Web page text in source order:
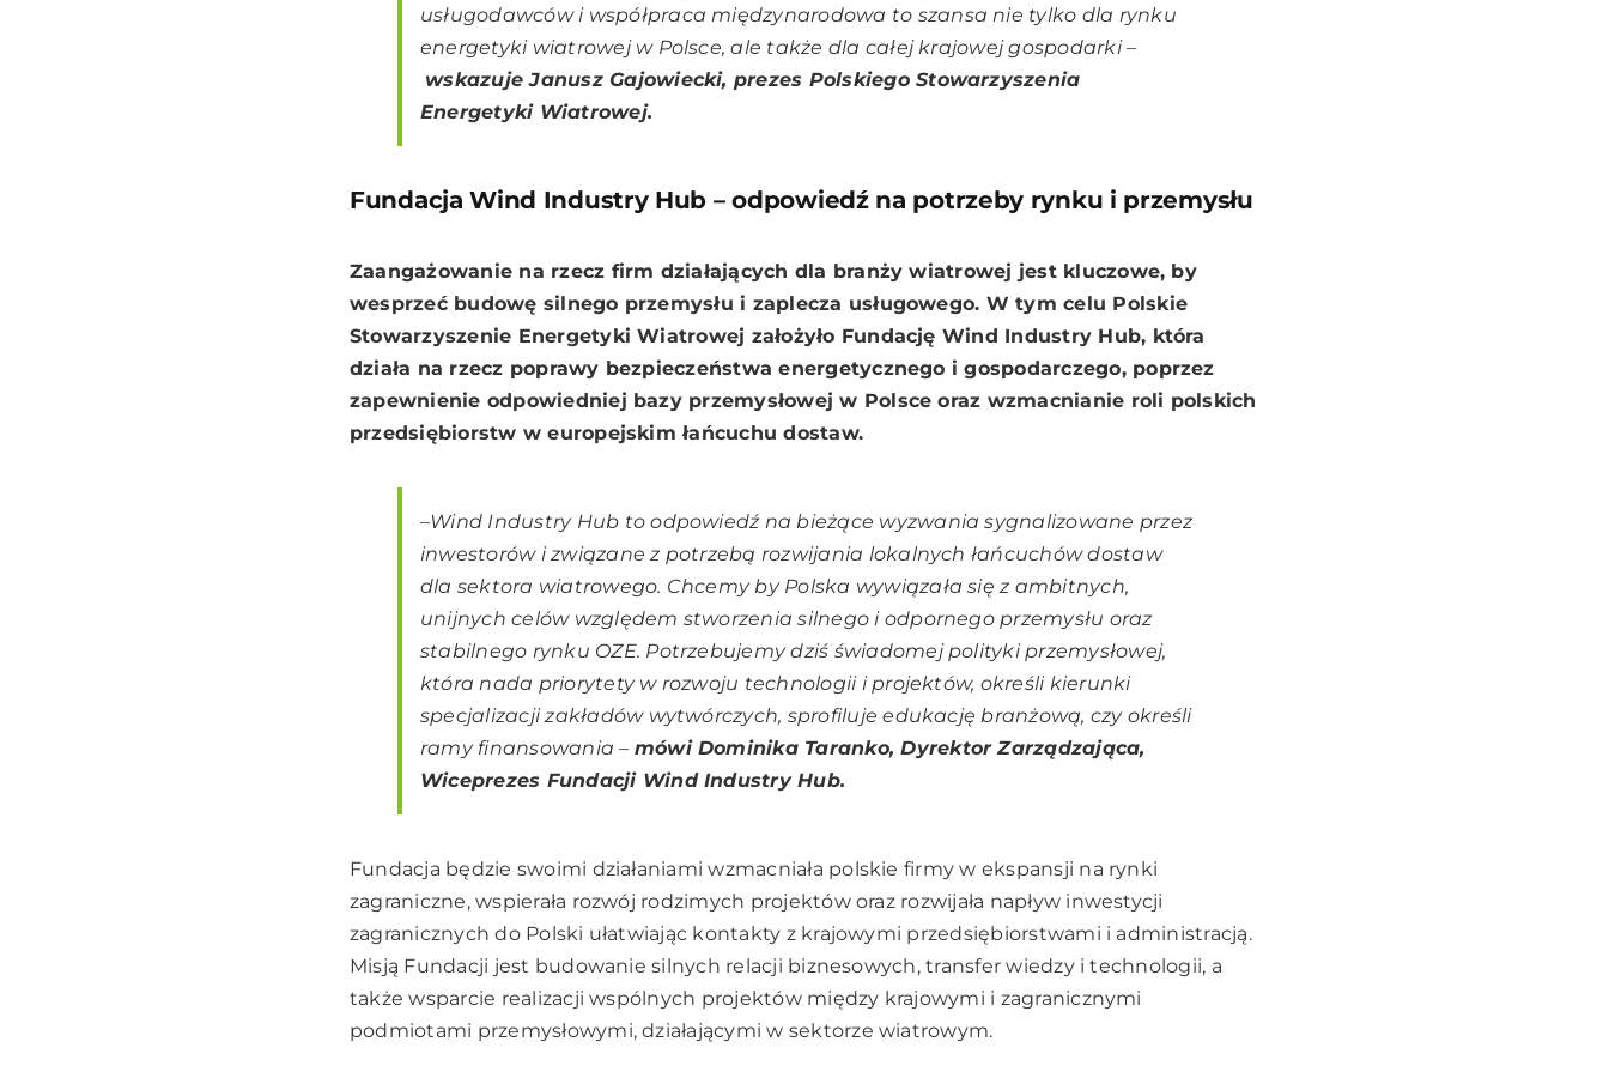
usługodawców i współpraca międzynarodowa to szansa nie tylko dla rynku
energetyki wiatrowej w Polsce, ale także dla całej krajowej gospodarki –
wskazuje Janusz Gajowiecki, prezes Polskiego Stowarzyszenia
Energetyki Wiatrowej.
Fundacja Wind Industry Hub – odpowiedź na potrzeby rynku i przemysłu
Zaangażowanie na rzecz firm działających dla branży wiatrowej jest kluczowe, by
wesprzeć budowę silnego przemysłu i zaplecza usługowego. W tym celu Polskie
Stowarzyszenie Energetyki Wiatrowej założyło Fundację Wind Industry Hub, która
działa na rzecz poprawy bezpieczeństwa energetycznego i gospodarczego, poprzez
zapewnienie odpowiedniej bazy przemysłowej w Polsce oraz wzmacnianie roli polskich
przedsiębiorstw w europejskim łańcuchu dostaw.
–Wind Industry Hub to odpowiedź na bieżące wyzwania sygnalizowane przez
inwestorów i związane z potrzebą rozwijania lokalnych łańcuchów dostaw
dla sektora wiatrowego. Chcemy by Polska wywiązała się z ambitnych,
unijnych celów względem stworzenia silnego i odpornego przemysłu oraz
stabilnego rynku OZE. Potrzebujemy dziś świadomej polityki przemysłowej,
która nada priorytety w rozwoju technologii i projektów, określi kierunki
specjalizacji zakładów wytwórczych, sprofiluje edukację branżową, czy określi
ramy finansowania– mówi Dominika Taranko, Dyrektor Zarządzająca,
Wiceprezes Fundacji Wind Industry Hub.
Fundacja będzie swoimi działaniami wzmacniała polskie firmy w ekspansji na rynki
zagraniczne, wspierała rozwój rodzimych projektów oraz rozwijała napływ inwestycji
zagranicznych do Polski ułatwiając kontakty z krajowymi przedsiębiorstwami i administracją.
Misją Fundacji jest budowanie silnych relacji biznesowych, transfer wiedzy i technologii, a
także wsparcie realizacji wspólnych projektów między krajowymi i zagranicznymi
podmiotami przemysłowymi, działającymi w sektorze wiatrowym.